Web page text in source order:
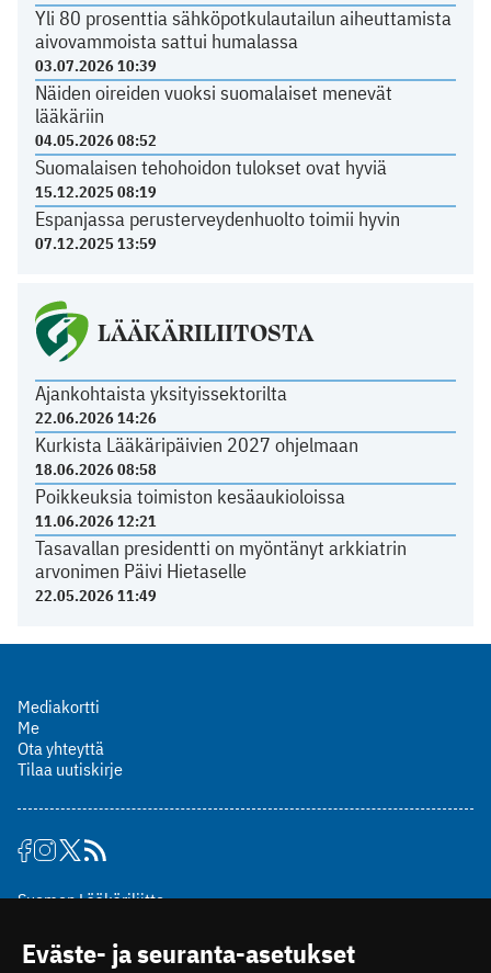
Yli 80 prosenttia sähköpotkulautailun aiheuttamista
aivovammoista sattui humalassa
03.07.2026 10:39
Näiden oireiden vuoksi suomalaiset menevät
lääkäriin
04.05.2026 08:52
Suomalaisen tehohoidon tulokset ovat hyviä
15.12.2025 08:19
Espanjassa perusterveydenhuolto toimii hyvin
07.12.2025 13:59
LÄÄKÄRILIITOSTA
Ajankohtaista yksityissektorilta
22.06.2026 14:26
Kurkista Lääkäripäivien 2027 ohjelmaan
18.06.2026 08:58
Poikkeuksia toimiston kesäaukioloissa
11.06.2026 12:21
Tasavallan presidentti on myöntänyt arkkiatrin
arvonimen Päivi Hietaselle
22.05.2026 11:49
Mediakortti
Me
Ota yhteyttä
Tilaa uutiskirje
Suomen Lääkäriliitto
00510 Helsinki
Eväste- ja seuranta-asetukset